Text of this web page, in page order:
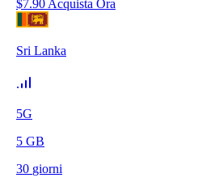
$7.90 Acquista Ora
Sri Lanka
5G
5 GB
30 giorni